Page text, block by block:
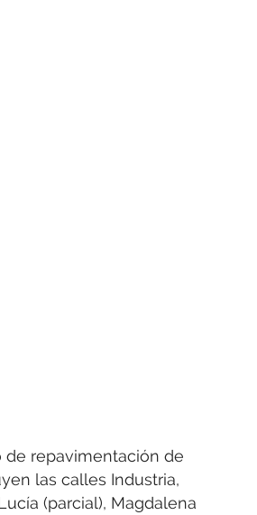
de repavimentación de
las calles Industria,
(parcial), Magdalena